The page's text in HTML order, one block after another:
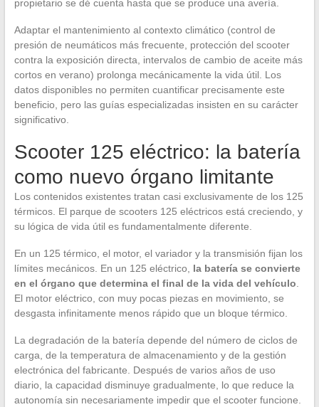
propietario se dé cuenta hasta que se produce una avería.
Adaptar el mantenimiento al contexto climático (control de
presión de neumáticos más frecuente, protección del scooter
contra la exposición directa, intervalos de cambio de aceite más
cortos en verano) prolonga mecánicamente la vida útil. Los
datos disponibles no permiten cuantificar precisamente este
beneficio, pero las guías especializadas insisten en su carácter
significativo.
Scooter 125 eléctrico: la batería
como nuevo órgano limitante
Los contenidos existentes tratan casi exclusivamente de los 125
térmicos. El parque de scooters 125 eléctricos está creciendo, y
su lógica de vida útil es fundamentalmente diferente.
En un 125 térmico, el motor, el variador y la transmisión fijan los
límites mecánicos. En un 125 eléctrico, la batería se convierte
en el órgano que determina el final de la vida del vehículo.
El motor eléctrico, con muy pocas piezas en movimiento, se
desgasta infinitamente menos rápido que un bloque térmico.
La degradación de la batería depende del número de ciclos de
carga, de la temperatura de almacenamiento y de la gestión
electrónica del fabricante. Después de varios años de uso
diario, la capacidad disminuye gradualmente, lo que reduce la
autonomía sin necesariamente impedir que el scooter funcione.